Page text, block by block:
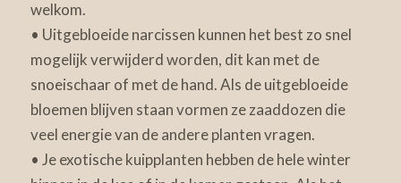
welkom.
• Uitgebloeide narcissen kunnen het best zo snel
mogelijk verwijderd worden, dit kan met de
snoeischaar of met de hand. Als de uitgebloeide
bloemen blijven staan vormen ze zaaddozen die
veel energie van de andere planten vragen.
• Je exotische kuipplanten hebben de hele winter